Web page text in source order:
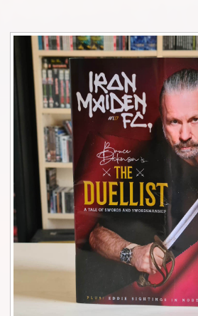
Backstage passes
Φιγούρες
Μπλουζάκια
Καρφίτσες
Καρτ ποστάλ
Πένες
Αυτοκόλλητα
Τηλεκάρτες
Αφίσες